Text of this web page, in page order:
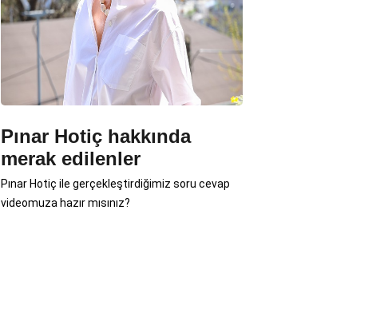
Pınar Hotiç hakkında
merak edilenler
Pınar Hotiç ile gerçekleştirdiğimiz soru cevap
videomuza hazır mısınız?